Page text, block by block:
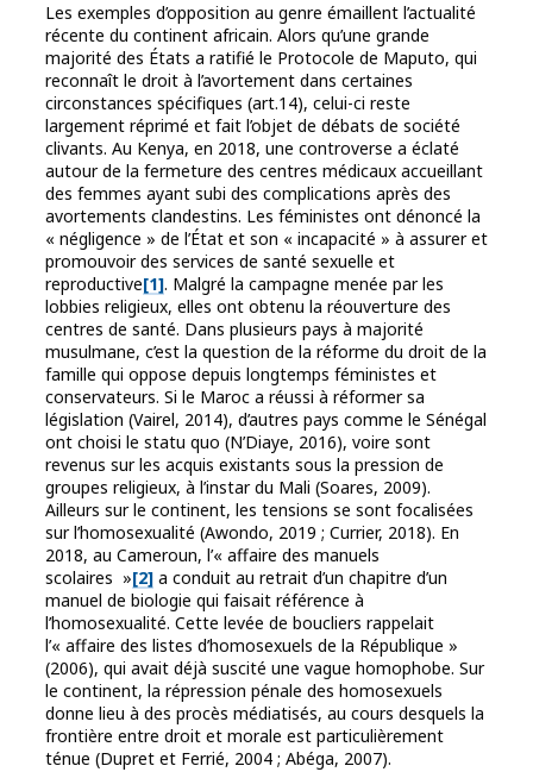
Les exemples d’opposition au genre émaillent l’actualité
récente du continent africain. Alors qu’une grande
majorité des États a ratifié le Protocole de Maputo, qui
reconnaît le droit à l’avortement dans certaines
circonstances spécifiques (art.14), celui-ci reste
largement réprimé et fait l’objet de débats de société
clivants. Au Kenya, en 2018, une controverse a éclaté
autour de la fermeture des centres médicaux accueillant
des femmes ayant subi des complications après des
avortements clandestins. Les féministes ont dénoncé la
« négligence » de l’État et son « incapacité » à assurer et
promouvoir des services de santé sexuelle et
reproductive[1]. Malgré la campagne menée par les
lobbies religieux, elles ont obtenu la réouverture des
centres de santé. Dans plusieurs pays à majorité
musulmane, c’est la question de la réforme du droit de la
famille qui oppose depuis longtemps féministes et
conservateurs. Si le Maroc a réussi à réformer sa
législation (Vairel, 2014), d’autres pays comme le Sénégal
ont choisi le statu quo (N’Diaye, 2016), voire sont
revenus sur les acquis existants sous la pression de
groupes religieux, à l’instar du Mali (Soares, 2009).
Ailleurs sur le continent, les tensions se sont focalisées
sur l’homosexualité (Awondo, 2019 ; Currier, 2018). En
2018, au Cameroun, l’« affaire des manuels
scolaires »[2] a conduit au retrait d’un chapitre d’un
manuel de biologie qui faisait référence à
l’homosexualité. Cette levée de boucliers rappelait
l’« affaire des listes d’homosexuels de la République »
(2006), qui avait déjà suscité une vague homophobe. Sur
le continent, la répression pénale des homosexuels
donne lieu à des procès médiatisés, au cours desquels la
frontière entre droit et morale est particulièrement
ténue (Dupret et Ferrié, 2004 ; Abéga, 2007).